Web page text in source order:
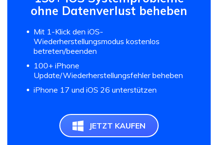
ohne Datenverlust beheben
Mit 1-Klick den iOS-
Wiederherstellungsmodus kostenlos
betreten/beenden
100+ iPhone
Update/Wiederherstellungsfehler beheben
iPhone 17 und iOS 26 unterstützen
JETZT KAUFEN